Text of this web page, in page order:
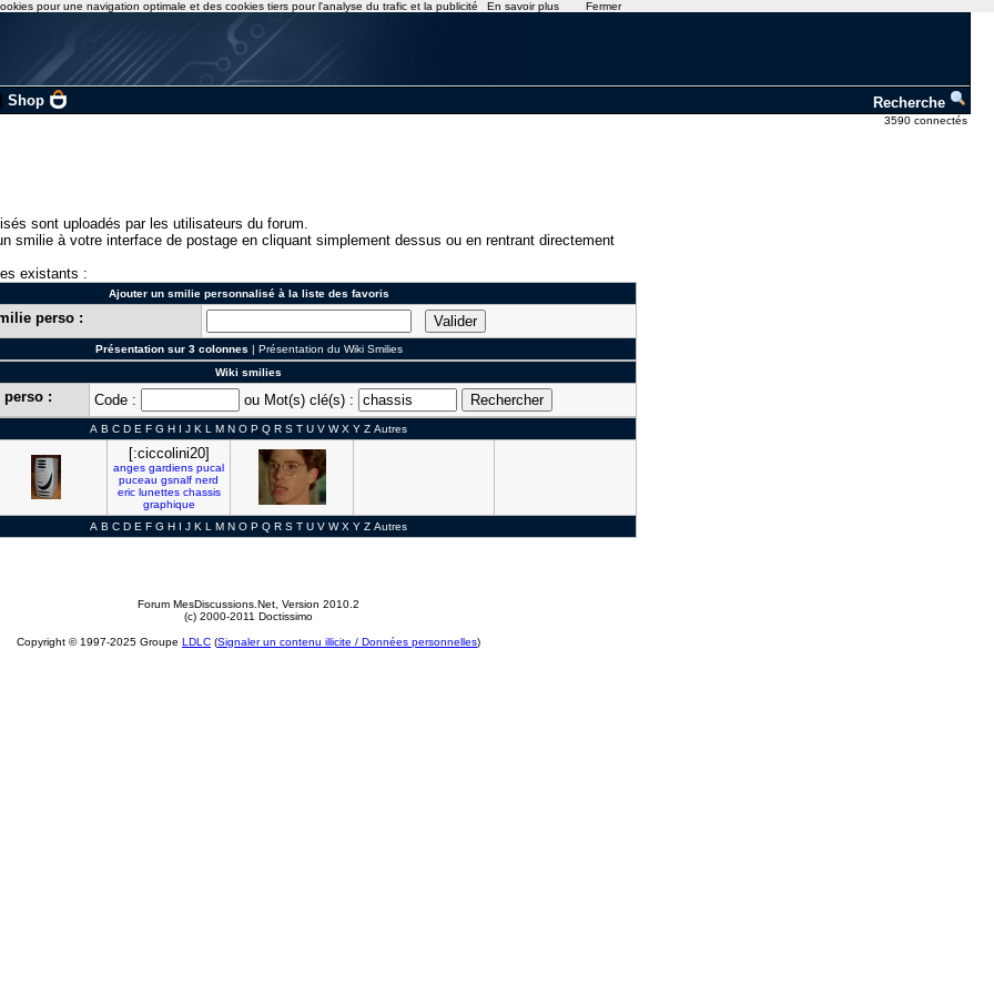
Shop Recherche
3590 connectés
sont uploadés par les utilisateurs du forum.
smilie à votre interface de postage en cliquant simplement dessus ou en rentrant directement
existants :
Ajouter un smilie personnalisé à la liste des favoris
perso :
Présentation sur 3 colonnes | Présentation du Wiki Smilies
Wiki smilies
perso : Code : ou Mot(s) clé(s) :
A B C D E F G H I J K L M N O P Q R S T U V W X Y Z Autres
[:ciccolini20]
anges gardiens pucal
puceau gsnalf nerd
eric lunettes chassis
graphique
A B C D E F G H I J K L M N O P Q R S T U V W X Y Z Autres
Forum MesDiscussions.Net , Version 2010.2
(c) 2000-2011 Doctissimo
Copyright © 1997-2025 Groupe LDLC (Signaler un contenu illicite / Données personnelles)
pour une navigation optimale et des cookies tiers pour l'analyse du trafic et la publicité En savoir plus Fermer